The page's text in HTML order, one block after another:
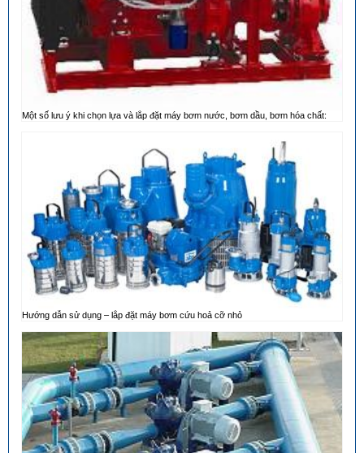
Một số lưu ý khi chọn lựa và lắp đặt máy bơm nước, bơm dầu, bơm hóa chất:
Hướng dẫn sử dụng – lắp đặt máy bơm cứu hoả cỡ nhỏ